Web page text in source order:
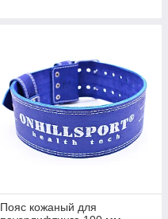
Пояс кожаный для